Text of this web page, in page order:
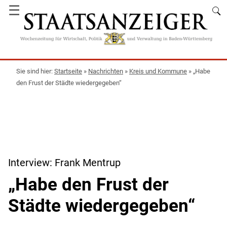
☰
Startseite » Nachrichten » Kreis und Kommune » „Habe
den Frust der Städte wiedergegeben“
Interview: Frank Mentrup
„Habe den Frust der
Städte wiedergegeben“